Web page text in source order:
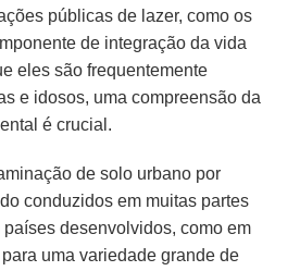
públicas de lazer, como os
de integração da vida
eles são frequentemente
e idosos, uma compreensão da
é crucial.
de solo urbano por
conduzidos em muitas partes
desenvolvidos, como em
uma variedade grande de